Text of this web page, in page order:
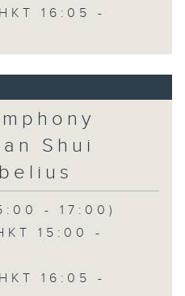
16:05 -
Shui
- 17:00)
15:00 -
16:05 -